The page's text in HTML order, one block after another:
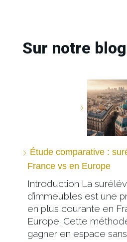
Sur notre
Étude comparative :
France vs en Europe
Introduction La
d’immeubles est une
en plus courante en
Europe. Cette
gagner en espace